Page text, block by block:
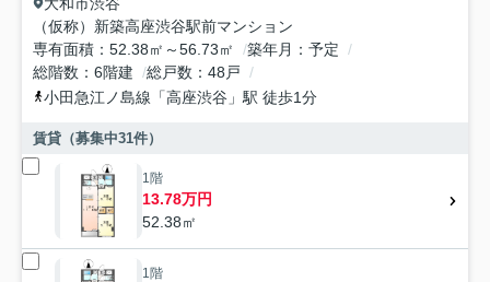
（仮称）新築高座渋谷駅前マンション
専有面積
52.38㎡～56.73㎡ 築年月
予定
総階数
6階建 総戸数
48戸
小田急江ノ島線 「高座渋谷 」駅 徒歩1分
賃貸（募集中31件）
1階
13.78万円
52.38㎡
1階